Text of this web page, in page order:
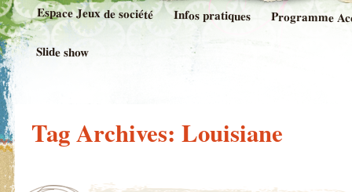
Espace Jeux de société Infos pratiques Programme
Slide show
Tag Archives: Louisiane